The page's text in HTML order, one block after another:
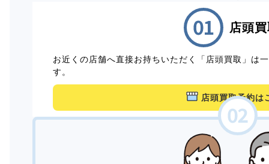
店頭
お近くの店舗へ直接お持ちいただく「店頭買取」は
す。
店頭買取予約は